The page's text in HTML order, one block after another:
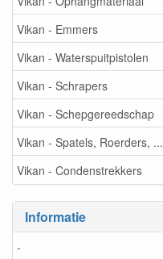
Vikan - Emmers
Vikan - Waterspuitpistolen
Vikan - Schrapers
Vikan - Schepgereedschap
Vikan - Spatels, Roerders, ...
Vikan - Condenstrekkers
Informatie
-